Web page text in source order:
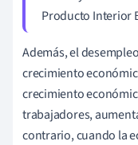
Producto Interior
Además, el
crecimiento
crecimiento
trabajadores,
contrario, cuando la